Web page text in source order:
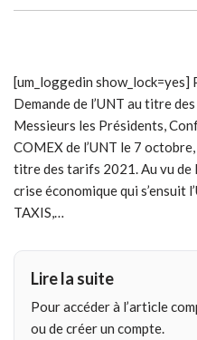
[um_loggedin
Demande de l’UNT au titre
Messieurs les Présidents,
COMEX de l’UNT le 7
titre des tarifs 2021. Au vu de
crise économique qui s’ensuit
TAXIS,…
Lire la suite
Pour accéder à l’article
ou de créer un compte.